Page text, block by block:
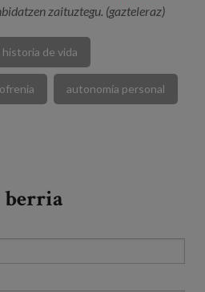
zaituztegu. (gazteleraz)
historia de vida
autonomía personal